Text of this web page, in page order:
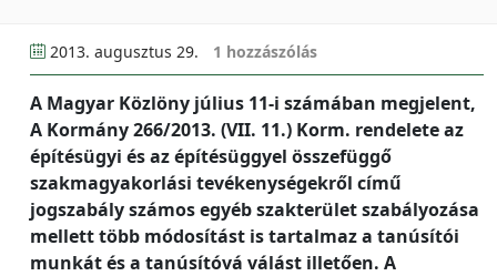
2013. augusztus 29. 1 hozzászólás
A Magyar Közlöny július 11-i számában megjelent,
A Kormány 266/2013. (VII. 11.) Korm. rendelete az
építésügyi és az építésüggyel összefüggő
szakmagyakorlási tevékenységekről című
jogszabály számos egyéb szakterület szabályozása
mellett több módosítást is tartalmaz a tanúsítói
munkát és a tanúsítóvá válást illetően. A